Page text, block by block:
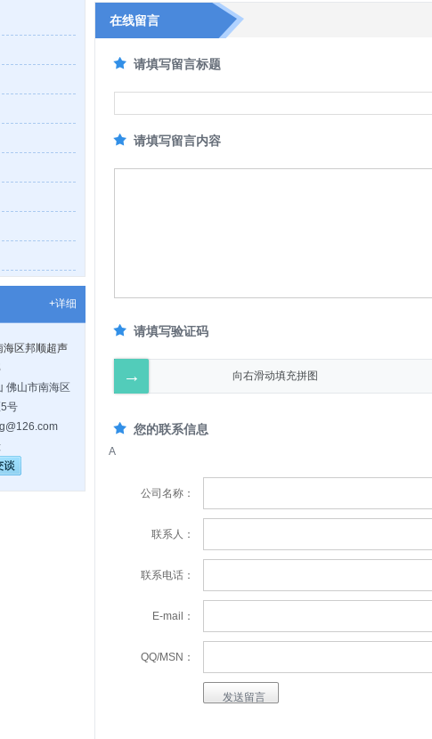
在线留言
请填写留言标题
请填写留言内容
请填写验证码
向右滑动填充拼图
→
您的联系信息
A
公司名称：
联系人：
联系电话：
E-mail：
QQ/MSN：
+详细
海区邦顺超声
佛山市南海区
号